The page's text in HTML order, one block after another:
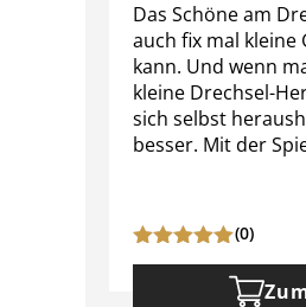
Das Schöne am
auch fix mal kleine
kann. Und wenn
kleine Drechsel-
sich selbst
besser. Mit der
(0)